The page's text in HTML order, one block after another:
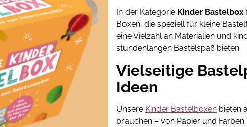
In der Kategorie Kinder Bastelbox
Boxen, die speziell für kleine
eine Vielzahl an Materialien und
stundenlangen Bastelspaß bieten.
Vielseitige
Ideen
Unsere Kinder Bastelboxen bieten
brauchen – von Papier und
anmelden
der Buchpreisbindung unterliegen